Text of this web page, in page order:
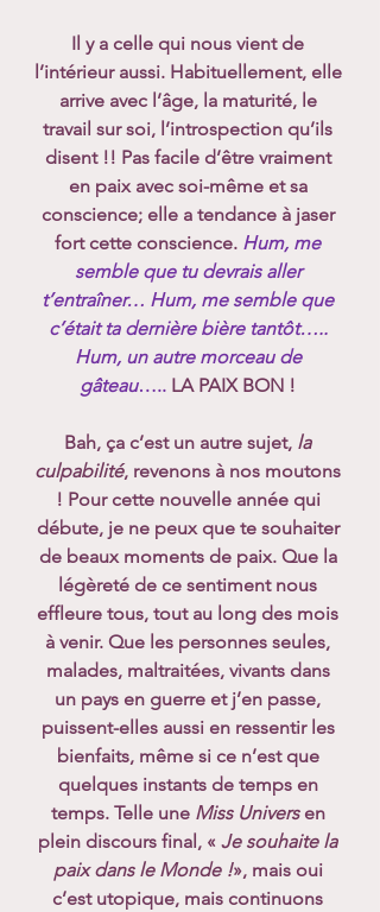
Il y a celle qui nous vient de
l’intérieur aussi. Habituellement, elle
arrive avec l’âge, la maturité, le
travail sur soi, l’introspection qu’ils
disent !! Pas facile d’être vraiment
en paix avec soi-même et sa
conscience; elle a tendance à jaser
fort cette conscience. Hum, me
semble que tu devrais aller
t’entraîner… Hum, me semble que
c’était ta dernière bière tantôt…..
Hum, un autre morceau de
gâteau….. LA PAIX BON !
Bah, ça c’est un autre sujet, la
culpabilité, revenons à nos moutons
! Pour cette nouvelle année qui
débute, je ne peux que te souhaiter
de beaux moments de paix. Que la
légèreté de ce sentiment nous
effleure tous, tout au long des mois
à venir. Que les personnes seules,
malades, maltraitées, vivants dans
un pays en guerre et j’en passe,
puissent-elles aussi en ressentir les
bienfaits, même si ce n’est que
quelques instants de temps en
temps. Telle une Miss Univers en
plein discours final, « Je souhaite la
paix dans le Monde !», mais oui
c’est utopique, mais continuons